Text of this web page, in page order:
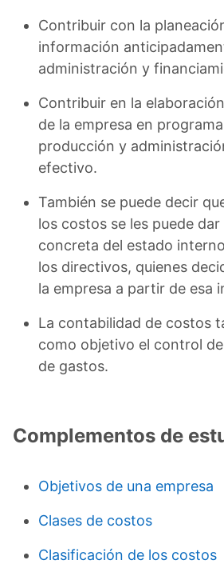
Contribuir con la
información
administración y
Contribuir en la
de la empresa en
producción y
efectivo.
También se puede decir
los costos se les puede dar
concreta del estado
los directivos, quienes
la empresa a partir de esa
La contabilidad de costos
como objetivo el control
de gastos.
Complementos de
Objetivos de una empresa
Clases de costos
Clasificación de los costos